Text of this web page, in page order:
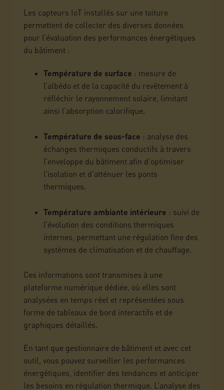
Les capteurs IoT installés sur une toiture
permettent de collecter des diverses données
pour l’évaluation des performances énergétiques
du bâtiment :
Température de surface : mesure de
l’albédo et de la capacité du revêtement à
réfléchir le rayonnement solaire, limitant
ainsi l’absorption calorifique.
Température de sous-face : analyse des
échanges thermiques conductifs à travers
l’enveloppe du bâtiment afin d’optimiser
l’isolation et d’atténuer les ponts
thermiques.
Température ambiante intérieure : suivi de
l’évolution des conditions thermiques
internes, permettant une régulation fine des
systèmes de climatisation et de chauffage.
Ces informations sont transmises à une
plateforme numérique dédiée, où elles sont
analysées en temps réel et représentées sous
forme de tableaux de bord interactifs et de
graphiques détaillés.
En tant que gestionnaire de bâtiment et avec cet
outil, vous pouvez surveiller les performances
énergétiques, identifier des tendances et anticiper
les besoins en régulation thermique. L’analyse des